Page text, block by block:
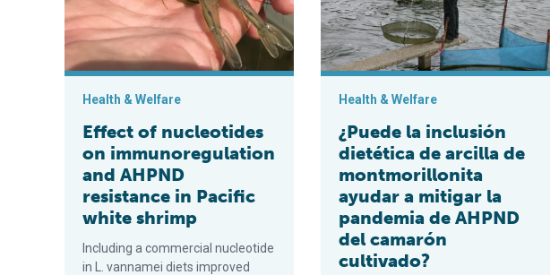
Health & Welfare
Effect of nucleotides
on immunoregulation
and AHPND
resistance in Pacific
white shrimp
Including a commercial nucleotide
in L. vannamei diets improved
Health & Welfare
¿Puede la inclusión
dietética de arcilla de
montmorillonita
ayudar a mitigar la
pandemia de AHPND
del camarón
cultivado?